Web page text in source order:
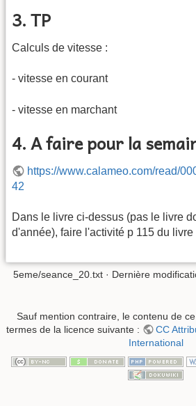
3. TP
Calculs de vitesse :
- vitesse en courant
- vitesse en marchant
4. A faire pour la
https://www.calameo.com/read/
42
Dans le livre ci-dessus (pas le livre
d'année), faire l'activité p 115 du
5eme/seance_20.txt · Dernière
Sauf mention contraire, le contenu de
termes de la licence suivante :
CC
International